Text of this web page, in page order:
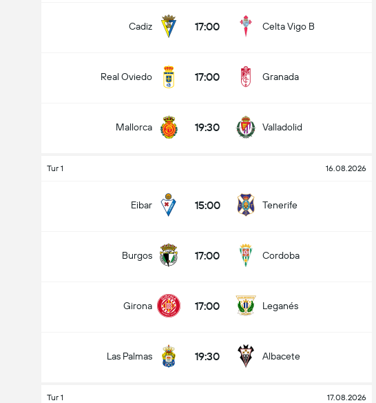
Cadiz 17:00 Celta Vigo B
Real Oviedo 17:00 Granada
Mallorca 19:30 Valladolid
Tur 1 16.08.2026
Eibar 15:00 Tenerife
Burgos 17:00 Cordoba
Girona 17:00 Leganés
Las Palmas 19:30 Albacete
Tur 1 17.08.2026